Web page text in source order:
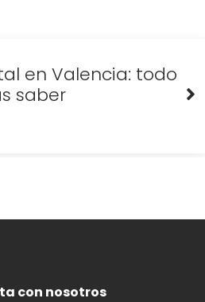
en Valencia: todo
saber
con nosotros